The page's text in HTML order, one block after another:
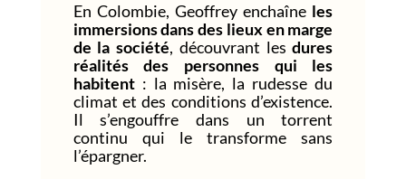
En Colombie, Geoffrey enchaîne les
immersions dans des lieux en marge
de la société, découvrant lesdures
réalités des personnes qui les
habitent: la misère, la rudesse du
climat et des conditions d’existence.
Il s’engouffre dans un torrent
continu qui le transforme sans
l’épargner.